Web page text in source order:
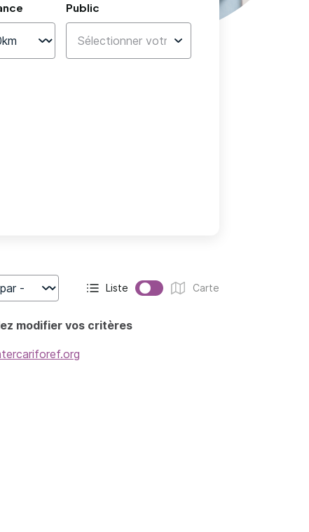
Public
Affichage actif :
Liste
Affichage :
Carte
modifier vos critères